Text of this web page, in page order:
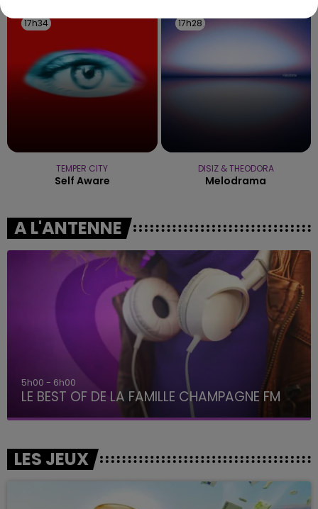
17h34
17h34
TEMPER CITY
Self Aware
17h28
17h28
DISIZ & THEODORA
Melodrama
A L'ANTENNE
5h00 - 6h00
LE BEST OF DE LA FAMILLE CHAMPAGNE FM
LES JEUX